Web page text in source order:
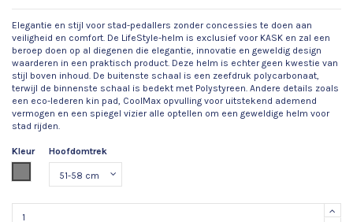
Elegantie en stijl voor stad-pedallers zonder concessies te doen aan
veiligheid en comfort. De LifeStyle-helm is exclusief voor KASK en zal een
beroep doen op al diegenen die elegantie, innovatie en geweldig design
waarderen in een praktisch product. Deze helm is echter geen kwestie van
stijl boven inhoud. De buitenste schaal is een zeefdruk polycarbonaat,
terwijl de binnenste schaal is bedekt met Polystyreen. Andere details zoals
een eco-lederen kin pad, CoolMax opvulling voor uitstekend ademend
vermogen en een spiegel vizier alle optellen om een geweldige helm voor
stad rijden.
Kleur
Hoofdomtrek